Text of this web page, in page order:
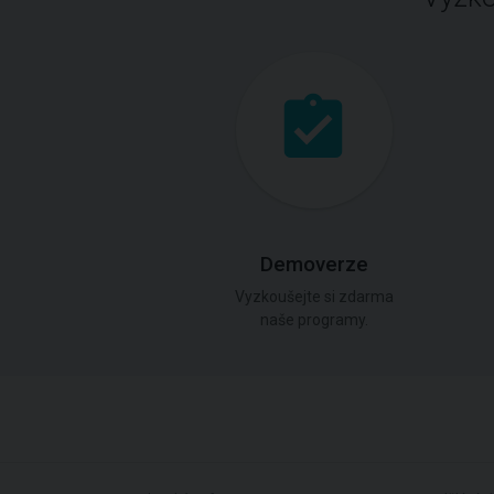
Demoverze